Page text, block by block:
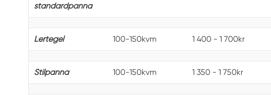
standardpanna
Lertegel 100-150kvm 1 400 - 1 700kr
Stilpanna 100-150kvm 1 350 - 1 750kr